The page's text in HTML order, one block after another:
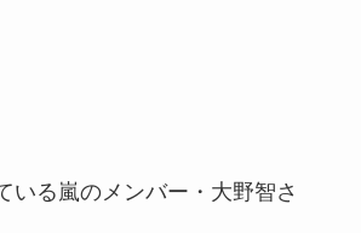
いる嵐のメンバー・大野智さ